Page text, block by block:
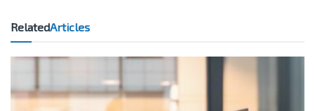
RelatedArticles